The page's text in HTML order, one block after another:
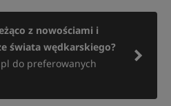
z nowościami i
świata wędkarskiego?
do preferowanych